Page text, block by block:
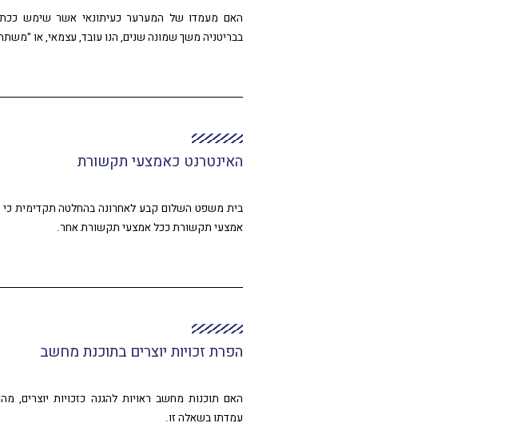
האם מעמדו של המערער כעיתונאי אשר שימש
בבריטניה משך שמונה שנים, הנו עובד, עצמאי, או
האינטרנט כאמצעי תקשורת
בית משפט השלום קבע לאחרונה בהחלטה תקדימית כי
אמצעי תקשורת ככל אמצעי תקשורת אחר.
הפרת זכויות יוצרים בתוכנת מחשב
האם תוכנות מחשב ראויות להגנה כזכויות יוצרים,
עמדתו בשאלה זו.